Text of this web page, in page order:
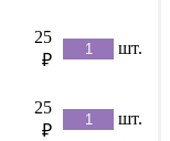
25
₽
шт.
25
₽
шт.